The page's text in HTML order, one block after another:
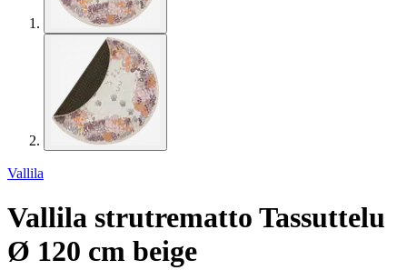
Vallila
Vallila strutrematto Tassuttelu
Ø 120 cm beige